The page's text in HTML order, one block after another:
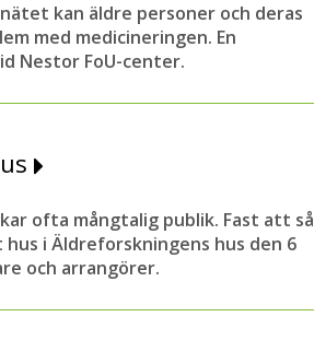
kan äldre personer och deras
med medicineringen. En
Nestor FoU-center.
ofta mångtalig publik. Fast att så
hus i Äldreforskningens hus den 6
och arrangörer.